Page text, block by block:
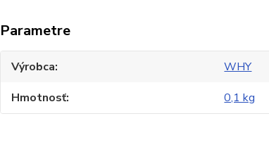
Parametre
Výrobca
WHY
Hmotnosť
0,1 kg